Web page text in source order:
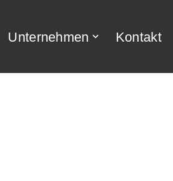
Unternehmen Kontakt